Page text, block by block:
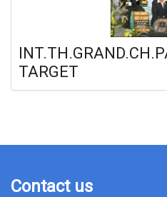
TARGET
Contact us